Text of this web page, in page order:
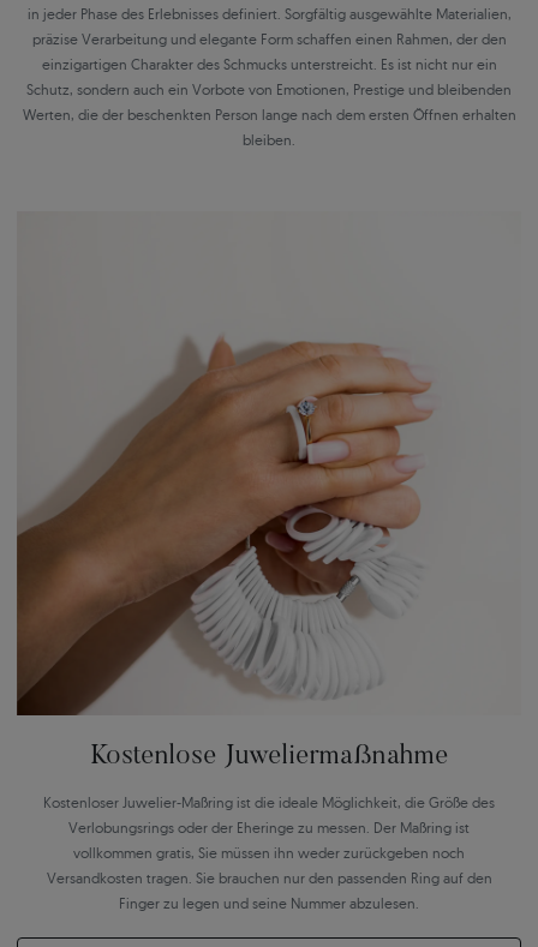
in jeder Phase des Erlebnisses definiert. Sorgfältig ausgewählte Materialien,
präzise Verarbeitung und elegante Form schaffen einen Rahmen, der den
einzigartigen Charakter des Schmucks unterstreicht. Es ist nicht nur ein
Schutz, sondern auch ein Vorbote von Emotionen, Prestige und bleibenden
Werten, die der beschenkten Person lange nach dem ersten Öffnen erhalten
bleiben.
Kostenlose Juweliermaßnahme
Kostenloser Juwelier-Maßring ist die ideale Möglichkeit, die Größe des
Verlobungsrings oder der Eheringe zu messen. Der Maßring ist
vollkommen gratis, Sie müssen ihn weder zurückgeben noch
Versandkosten tragen. Sie brauchen nur den passenden Ring auf den
Finger zu legen und seine Nummer abzulesen.